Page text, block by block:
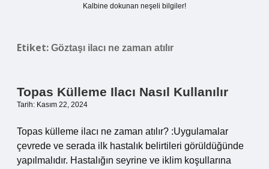
Kalbine dokunan neşeli bilgiler!
Etiket: Göztaşı ilacı ne zaman atılır
Topas Külleme Ilacı Nasıl Kullanılır
Tarih: Kasım 22, 2024
Topas külleme ilacı ne zaman atılır? :Uygulamalar
çevrede ve serada ilk hastalık belirtileri görüldüğünde
yapılmalıdır. Hastalığın seyrine ve iklim koşullarına